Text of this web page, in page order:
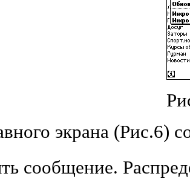
экрана (Рис.6)
сообщение.